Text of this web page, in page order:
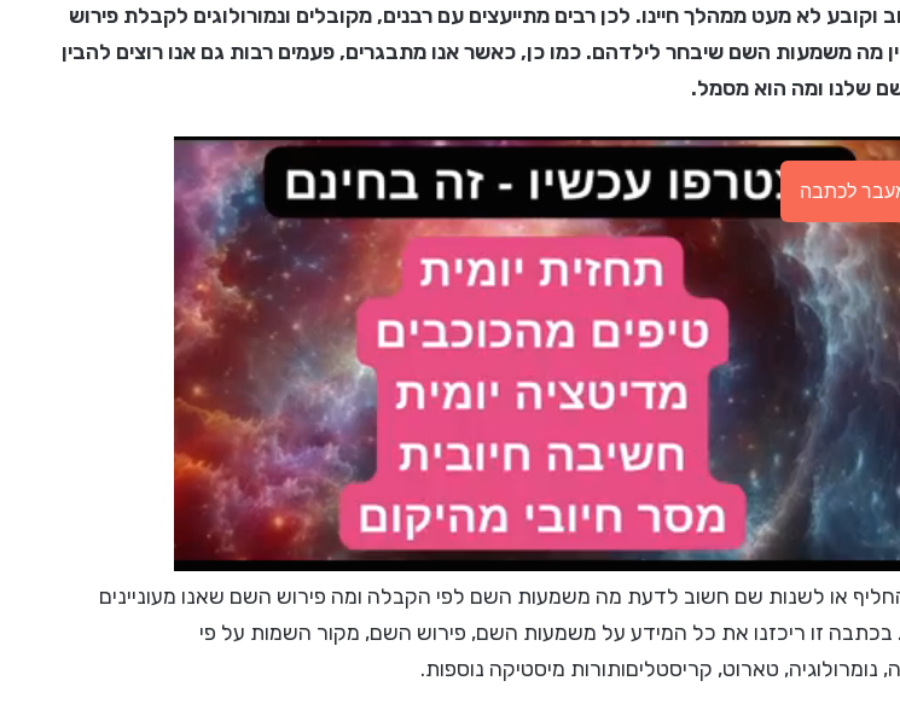
לא מעט ממהלך חיינו. לכן רבים מתייעצים עם רבנים, מקובלים ונמורולוגים לקבלת פירוש
מה משמעות השם שיבחר לילדהם. כמו כן, כאשר אנו מתבגרים, פעמים רבות גם אנו רוצים להבין
שלנו ומה הוא מסמל.
לכתבה
או לשנות שם חשוב לדעת מה משמעות השם לפי הקבלה ומה פירוש השם שאנו מעוניינים
בכתבה זו ריכזנו את כל המידע על משמעות השם, פירוש השם, מקור השמות על פי
נומרולוגיה, טארוט, קריסטליםותורות מיסטיקה נוספות.